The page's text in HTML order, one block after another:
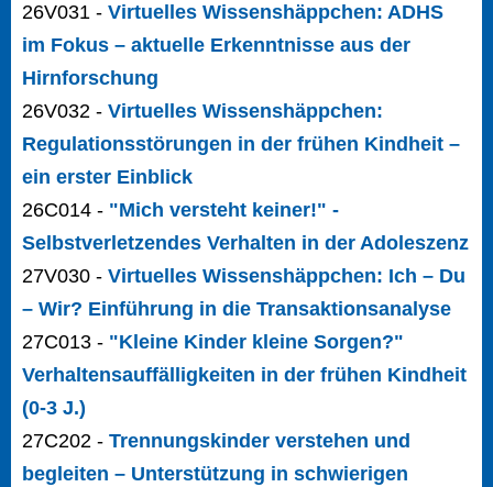
26V031 - Virtuelles Wissenshäppchen: ADHS
im Fokus – aktuelle Erkenntnisse aus der
Hirnforschung
26V032 - Virtuelles Wissenshäppchen:
Regulationsstörungen in der frühen Kindheit –
ein erster Einblick
26C014 - "Mich versteht keiner!" -
Selbstverletzendes Verhalten in der Adoleszenz
27V030 - Virtuelles Wissenshäppchen: Ich – Du
– Wir? Einführung in die Transaktionsanalyse
27C013 - "Kleine Kinder kleine Sorgen?"
Verhaltensauffälligkeiten in der frühen Kindheit
(0-3 J.)
27C202 - Trennungskinder verstehen und
begleiten – Unterstützung in schwierigen